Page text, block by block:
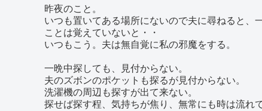
昨夜のこと。
いつも置いてある場所にないので夫に尋ねると
ことは覚えていないと・・
いつもこう。夫は無自覚に私の邪魔をする。
一晩中探しても、見付からない。
夫のズボンのポケットも探るが見付からない。
洗濯機の周辺も探すが出て来ない。
探せば探す程、気持ちが焦り、無常にも時は流れて